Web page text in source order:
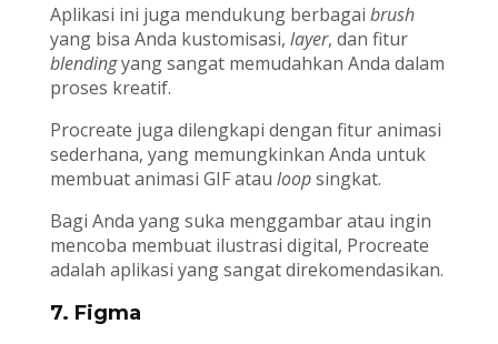
Aplikasi ini juga mendukung berbagai brush
yang bisa Anda kustomisasi, layer, dan fitur
blendingyang sangat memudahkan Anda dalam
proses kreatif.
Procreate juga dilengkapi dengan fitur animasi
sederhana, yang memungkinkan Anda untuk
membuat animasi GIF atau loopsingkat.
Bagi Anda yang suka menggambar atau ingin
mencoba membuat ilustrasi digital, Procreate
adalah aplikasi yang sangat direkomendasikan.
7. Figma